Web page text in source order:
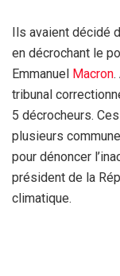
Ils avaient décidé
en décrochant le
Emmanuel Macron
tribunal
5 décrocheurs.
plusieurs
pour dénoncer
président de la
climatique.